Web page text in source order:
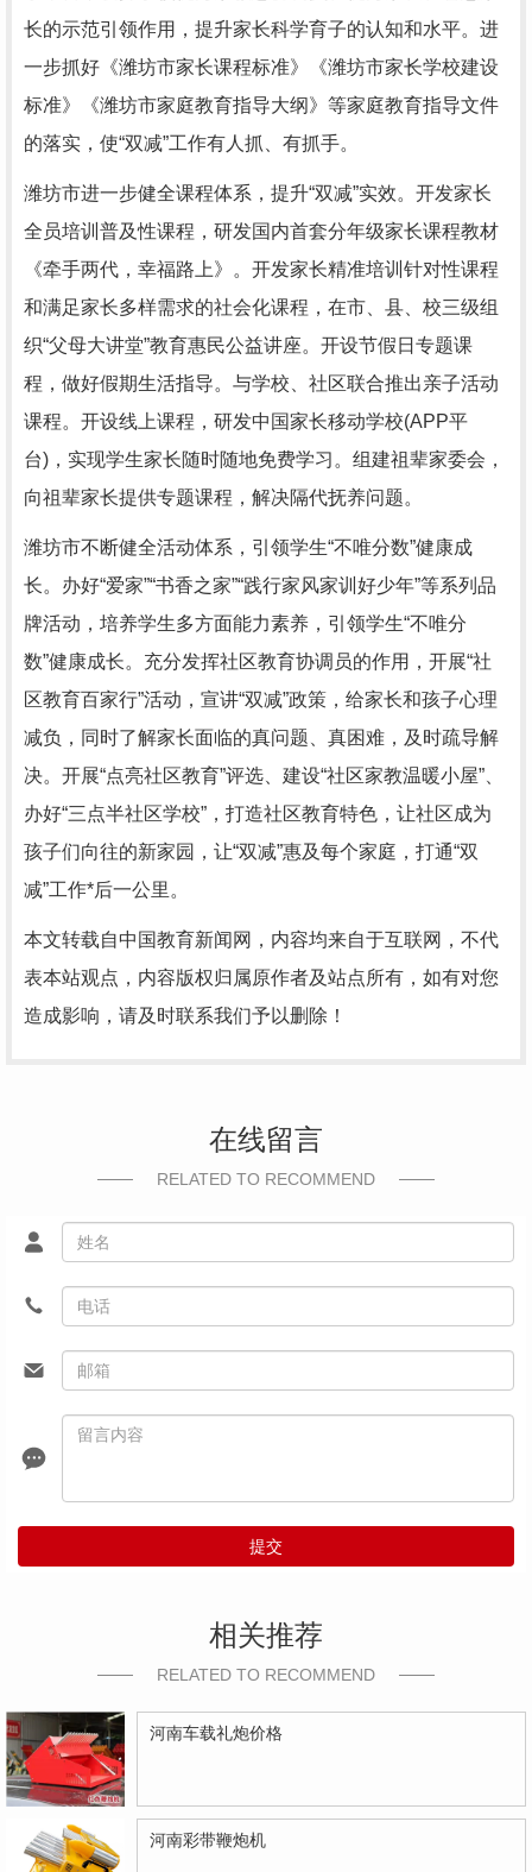
长的示范引领作用，提升家长科学育子的认知和水平。进
一步抓好《潍坊市家长课程标准》《潍坊市家长学校建设
标准》《潍坊市家庭教育指导大纲》等家庭教育指导文件
的落实，使“双减”工作有人抓、有抓手。
潍坊市进一步健全课程体系，提升“双减”实效。开发家长
全员培训普及性课程，研发国内首套分年级家长课程教材
《牵手两代，幸福路上》。开发家长精准培训针对性课程
和满足家长多样需求的社会化课程，在市、县、校三级组
织“父母大讲堂”教育惠民公益讲座。开设节假日专题课
程，做好假期生活指导。与学校、社区联合推出亲子活动
课程。开设线上课程，研发中国家长移动学校(APP平
台)，实现学生家长随时随地免费学习。组建祖辈家委会，
向祖辈家长提供专题课程，解决隔代抚养问题。
潍坊市不断健全活动体系，引领学生“不唯分数”健康成
长。办好“爱家”“书香之家”“践行家风家训好少年”等系列品
牌活动，培养学生多方面能力素养，引领学生“不唯分
数”健康成长。充分发挥社区教育协调员的作用，开展“社
区教育百家行”活动，宣讲“双减”政策，给家长和孩子心理
减负，同时了解家长面临的真问题、真困难，及时疏导解
决。开展“点亮社区教育”评选、建设“社区家教温暖小屋”、
办好“三点半社区学校”，打造社区教育特色，让社区成为
孩子们向往的新家园，让“双减”惠及每个家庭，打通“双
减”工作*后一公里。
本文转载自中国教育新闻网，内容均来自于互联网，不代
表本站观点，内容版权归属原作者及站点所有，如有对您
造成影响，请及时联系我们予以删除！
在线留言
RELATED TO RECOMMEND
提交
相关推荐
RELATED TO RECOMMEND
河南车载礼炮价格
河南彩带鞭炮机